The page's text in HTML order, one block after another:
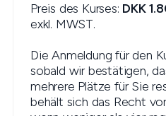
Preis des Kurses: DKK
exkl. MWST.
Die Anmeldung für den
sobald wir bestätigen,
mehrere Plätze für Sie
behält sich das Recht